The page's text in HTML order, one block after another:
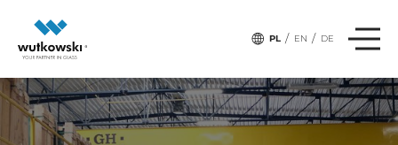
PL / EN / DE